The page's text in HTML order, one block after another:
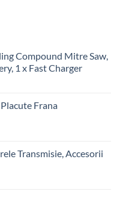
Compound Mitre Saw,
1 x Fast Charger
Frana
Transmisie, Accesorii